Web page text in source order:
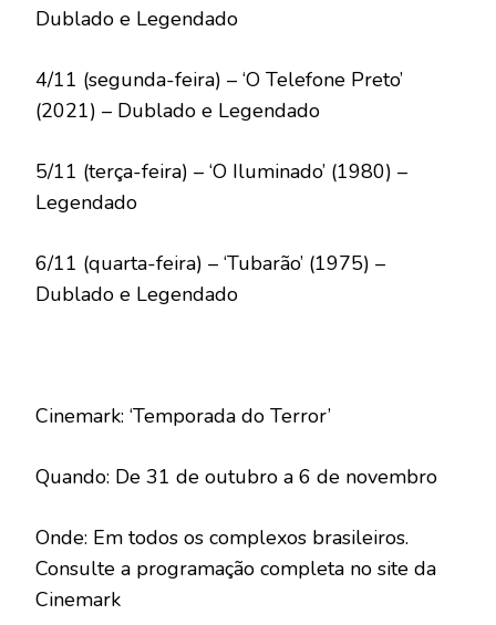
Dublado e Legendado
4/11 (segunda-feira) – ‘O Telefone Preto’
(2021) – Dublado e Legendado
5/11 (terça-feira) – ‘O Iluminado’ (1980) –
Legendado
6/11 (quarta-feira) – ‘Tubarão’ (1975) –
Dublado e Legendado
Cinemark: ‘Temporada do Terror’
Quando: De 31 de outubro a 6 de novembro
Onde: Em todos os complexos brasileiros.
Consulte a programação completa no site da
Cinemark